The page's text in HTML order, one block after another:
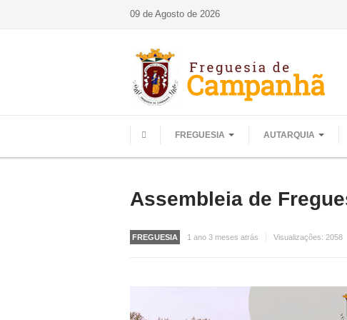
09 de Agosto de 2026
FREGUESIA AUTARQUIA
Assembleia de
FREGUESIA 1 ano 3 meses atrás Visualizações: 2058